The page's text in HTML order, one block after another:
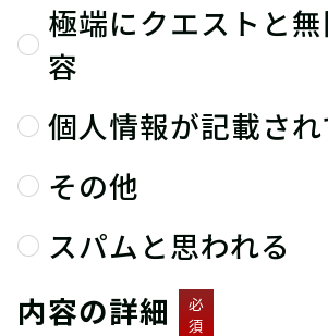
極端にクエストと
容
個人情報が記載され
その他
スパムと思われる
内容の詳細
必
須